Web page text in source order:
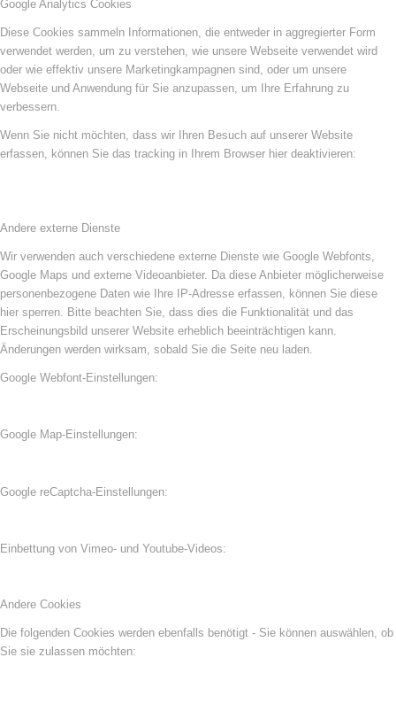
Google Analytics Cookies
Diese Cookies sammeln Informationen, die entweder in aggregierter Form
verwendet werden, um zu verstehen, wie unsere Webseite verwendet wird
oder wie effektiv unsere Marketingkampagnen sind, oder um unsere
Webseite und Anwendung für Sie anzupassen, um Ihre Erfahrung zu
verbessern.
Wenn Sie nicht möchten, dass wir Ihren Besuch auf unserer Website
erfassen, können Sie das tracking in Ihrem Browser hier deaktivieren:
Andere externe Dienste
Wir verwenden auch verschiedene externe Dienste wie Google Webfonts,
Google Maps und externe Videoanbieter. Da diese Anbieter möglicherweise
personenbezogene Daten wie Ihre IP-Adresse erfassen, können Sie diese
hier sperren. Bitte beachten Sie, dass dies die Funktionalität und das
Erscheinungsbild unserer Website erheblich beeinträchtigen kann.
Änderungen werden wirksam, sobald Sie die Seite neu laden.
Google Webfont-Einstellungen:
Google Map-Einstellungen:
Google reCaptcha-Einstellungen:
Einbettung von Vimeo- und Youtube-Videos:
Andere Cookies
Die folgenden Cookies werden ebenfalls benötigt - Sie können auswählen, ob
Sie sie zulassen möchten: